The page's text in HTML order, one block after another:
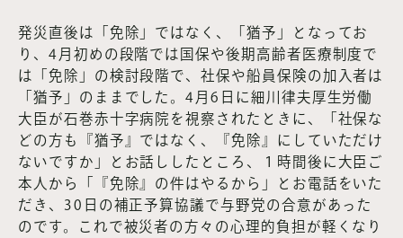
発災直後は「免除」ではなく、「猶予」となってお
り、4月初めの段階では国保や後期高齢者医療制度で
は「免除」の検討段階で、社保や船員保険の加入者は
「猶予」のままでした。4月6日に細川律夫厚生労働
大臣が石巻赤十字病院を視察されたときに、「社保な
どの方も『猶予』ではなく、『免除』にしていただけ
ないですか」とお話ししたところ、１時間後に大臣ご
本人から「『免除』の件はやるから」とお電話をいた
だき、30日の補正予算協議で与野党の合意があった
のです。これで被災者の方々の心理的負担が軽くなり